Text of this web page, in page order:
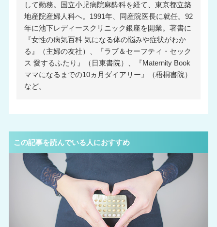
して勤務。国立小児病院麻酔科を経て、東京都立築
地産院産婦人科へ。1991年、同産院医長に就任。92
年に池下レディースクリニック銀座を開業。著書に
『女性の病気百科 気になる体の悩みや症状がわか
る』（主婦の友社）、『ラブ＆セーフティ・セック
ス 愛するふたり』（日東書院）、『Maternity Book
ママになるまでの10ヵ月ダイアリー』（梧桐書院）
など。
この記事を読んでいる人におすすめ